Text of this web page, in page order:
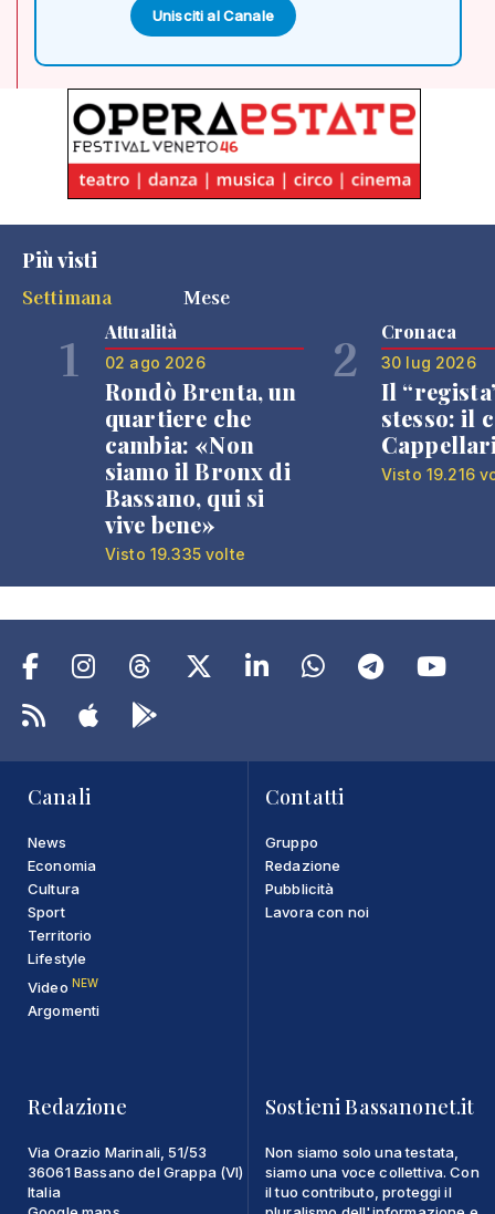
Unisciti al Canale
Più visti
Settimana
Mese
1 Attualità
02 ago 2026
Rondò Brenta, un
quartiere che
cambia: «Non
siamo il Bronx di
Bassano, qui si
vive bene»
Visto 19.335 volte
2 Cronaca
30 lug 2026
Il
stesso: il
Visto 19.216
Canali
News
Economia
Cultura
Sport
Territorio
Lifestyle
Video NEW
Argomenti
Contatti
Gruppo
Redazione
Pubblicità
Lavora con noi
Redazione
Via Orazio Marinali, 51/53
36061 Bassano del Grappa (VI)
Italia
Sostieni Bassanonet.it
Non siamo solo una testata,
siamo una voce collettiva. Con
il tuo contributo, proteggi il